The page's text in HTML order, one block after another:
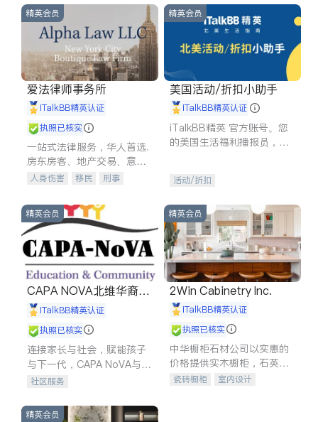
石。
精英会员
爱法律师事务所
iTalkBB精英认证
执照已核实
一站式法律服务，华人首选.
房东房客、地产交易、意外
伤害、车祸重伤、商业诉
建筑合同、刑事案件全包办
人身伤害 移民
刑事
信托/遗嘱
商业
索赔
律师-其它 保释
精英会员
美国活动/折扣小助手
iTalkBB精英认证
iTalkBB精英 官方账号。您
的美国生活福利播报员，精
专属福利。
活动/折扣
精英会员
CAPA NOVA北维华裔家
长会iTalkBB精英认证
执照已核实
连接家长与社会，赋能孩子
与下一代，CAPA NoVA与您
携手建设包容、公平、充满
社区服务
精英会员
2Win Cabinetry Inc.
iTalkBB精英认证
执照已核实
中华橱柜石材公司以实惠的
价格提供实木橱柜，石英石
台面，多种优质不锈钢水
瓷砖橱柜
室内设计
精英会员